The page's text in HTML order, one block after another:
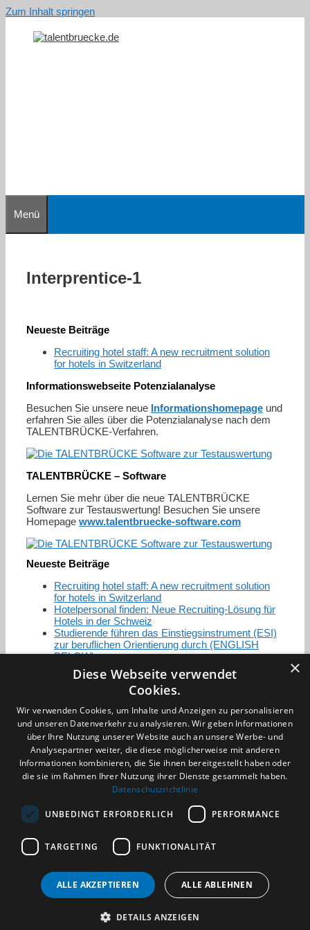
Zum Inhalt springen
Menü
Interprentice-1
Neueste Beiträge
Recruiting hotel staff: A new recruitment solution
for hotels in Switzerland
Informationswebseite Potenzialanalyse
Besuchen Sie unsere neue Informationshomepage und
erfahren Sie alles über die Potenzialanalyse nach dem
TALENTBRÜCKE-Verfahren.
TALENTBRÜCKE – Software
Lernen Sie mehr über die neue TALENTBRÜCKE
Software zur Testauswertung! Besuchen Sie unsere
Homepage www.talentbruecke-software.com
Neueste Beiträge
Recruiting hotel staff: A new recruitment solution
for hotels in Switzerland
Hotelpersonal finden: Neue Recruiting-Lösung für
Hotels in der Schweiz
Studierende führen das Einstiegsinstrument (ESI)
zur beruflichen Orientierung durch (ENGLISH
BELOW)
Zertifizierung / Mitgliedschaften
Datenschutzerklärung
Benachrichtigungsservice
Kontakt und Anfahrt
(c) 2026 TALENTBRÜCKE GmbH & Co. KG
×
Diese Webseite verwendet
Cookies.
Wir verwenden Cookies, um Inhalte und Anzeigen zu personalisieren
und unseren Datenverkehr zu analysieren. Wir geben Informationen
über Ihre Nutzung unserer Website auch an unsere Werbe- und
Analysepartner weiter, die diese möglicherweise mit anderen
Informationen kombinieren, die Sie ihnen bereitgestellt haben oder
die sie im Rahmen Ihrer Nutzung ihrer Dienste gesammelt haben.
Datenschutzrichtlinie
UNBEDINGT ERFORDERLICH PERFORMANCE
TARGETING FUNKTIONALITÄT
ALLE AKZEPTIEREN ALLE ABLEHNEN
DETAILS ANZEIGEN